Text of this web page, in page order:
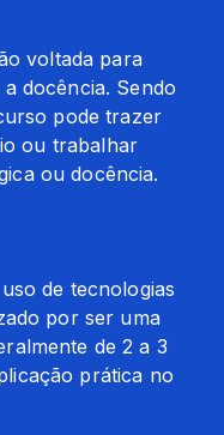
voltada para
docência. Sendo
pode trazer
ou trabalhar
ou docência.
de tecnologias
por ser uma
de 2 a 3
prática no